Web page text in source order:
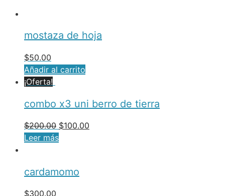
mostaza de hoja
$50.00
Añadir al carrito
¡Oferta!
combo x3 uni berro de tierra
$200.00 $100.00
Leer más
cardamomo
$300.00